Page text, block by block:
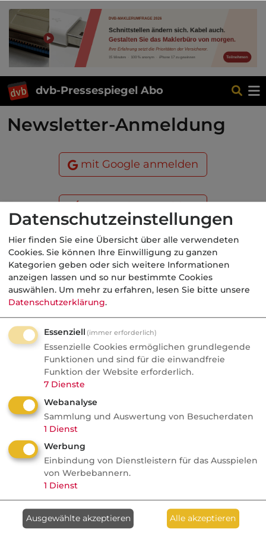
dvb-Pressespiegel Abo
Newsletter-Anmeldung
mit Google anmelden
mit Apple anmelden
oder
Newsletter dvb-Pressespiegel
inkl. Sonderausgabe (Produktinformationen aus der Branche)
Versicherungen (Beispiel)
Wirtschaft & Finanzen
Ich möchte eine Einladung zu der
jährlichen
Ich bin mit denAGB einverstanden und
Datenschutzeinstellungen
Hier finden Sie eine Übersicht über alle verwendeten
Cookies. Sie können Ihre Einwilligung zu ganzen
Kategorien geben oder sich weitere Informationen
anzeigen lassen und so nur bestimmte Cookies
auswählen. Um mehr zu erfahren, lesen Sie bitte unsere
Datenschutzerklärung.
Essenziell (immer erforderlich)
Essenzielle Cookies ermöglichen grundlegende
Funktionen und sind für die einwandfreie
Funktion der Website erforderlich.
7 Dienste
Webanalyse
Sammlung und Auswertung von Besucherdaten
1 Dienst
Werbung
Einbindung von Dienstleistern für das Ausspielen
von Werbebannern.
1 Dienst
Ausgewählte akzeptieren Alle akzeptieren